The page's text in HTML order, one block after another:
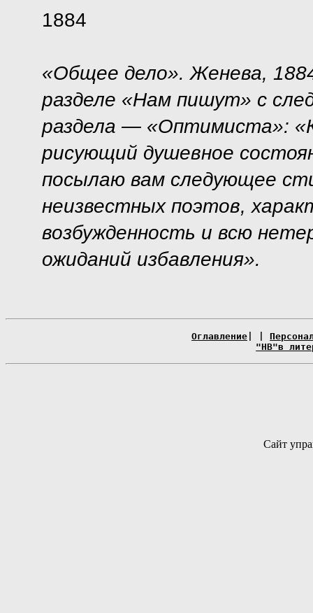
1884
«Общее дело». Женева,
разделе «Нам пишут» с
раздела — «Оптимиста»:
рисующий душевное
посылаю вам следующее
неизвестных поэтов,
возбужденность и всю
ожиданий избавления».
Оглавление
"НВ"в
Сайт